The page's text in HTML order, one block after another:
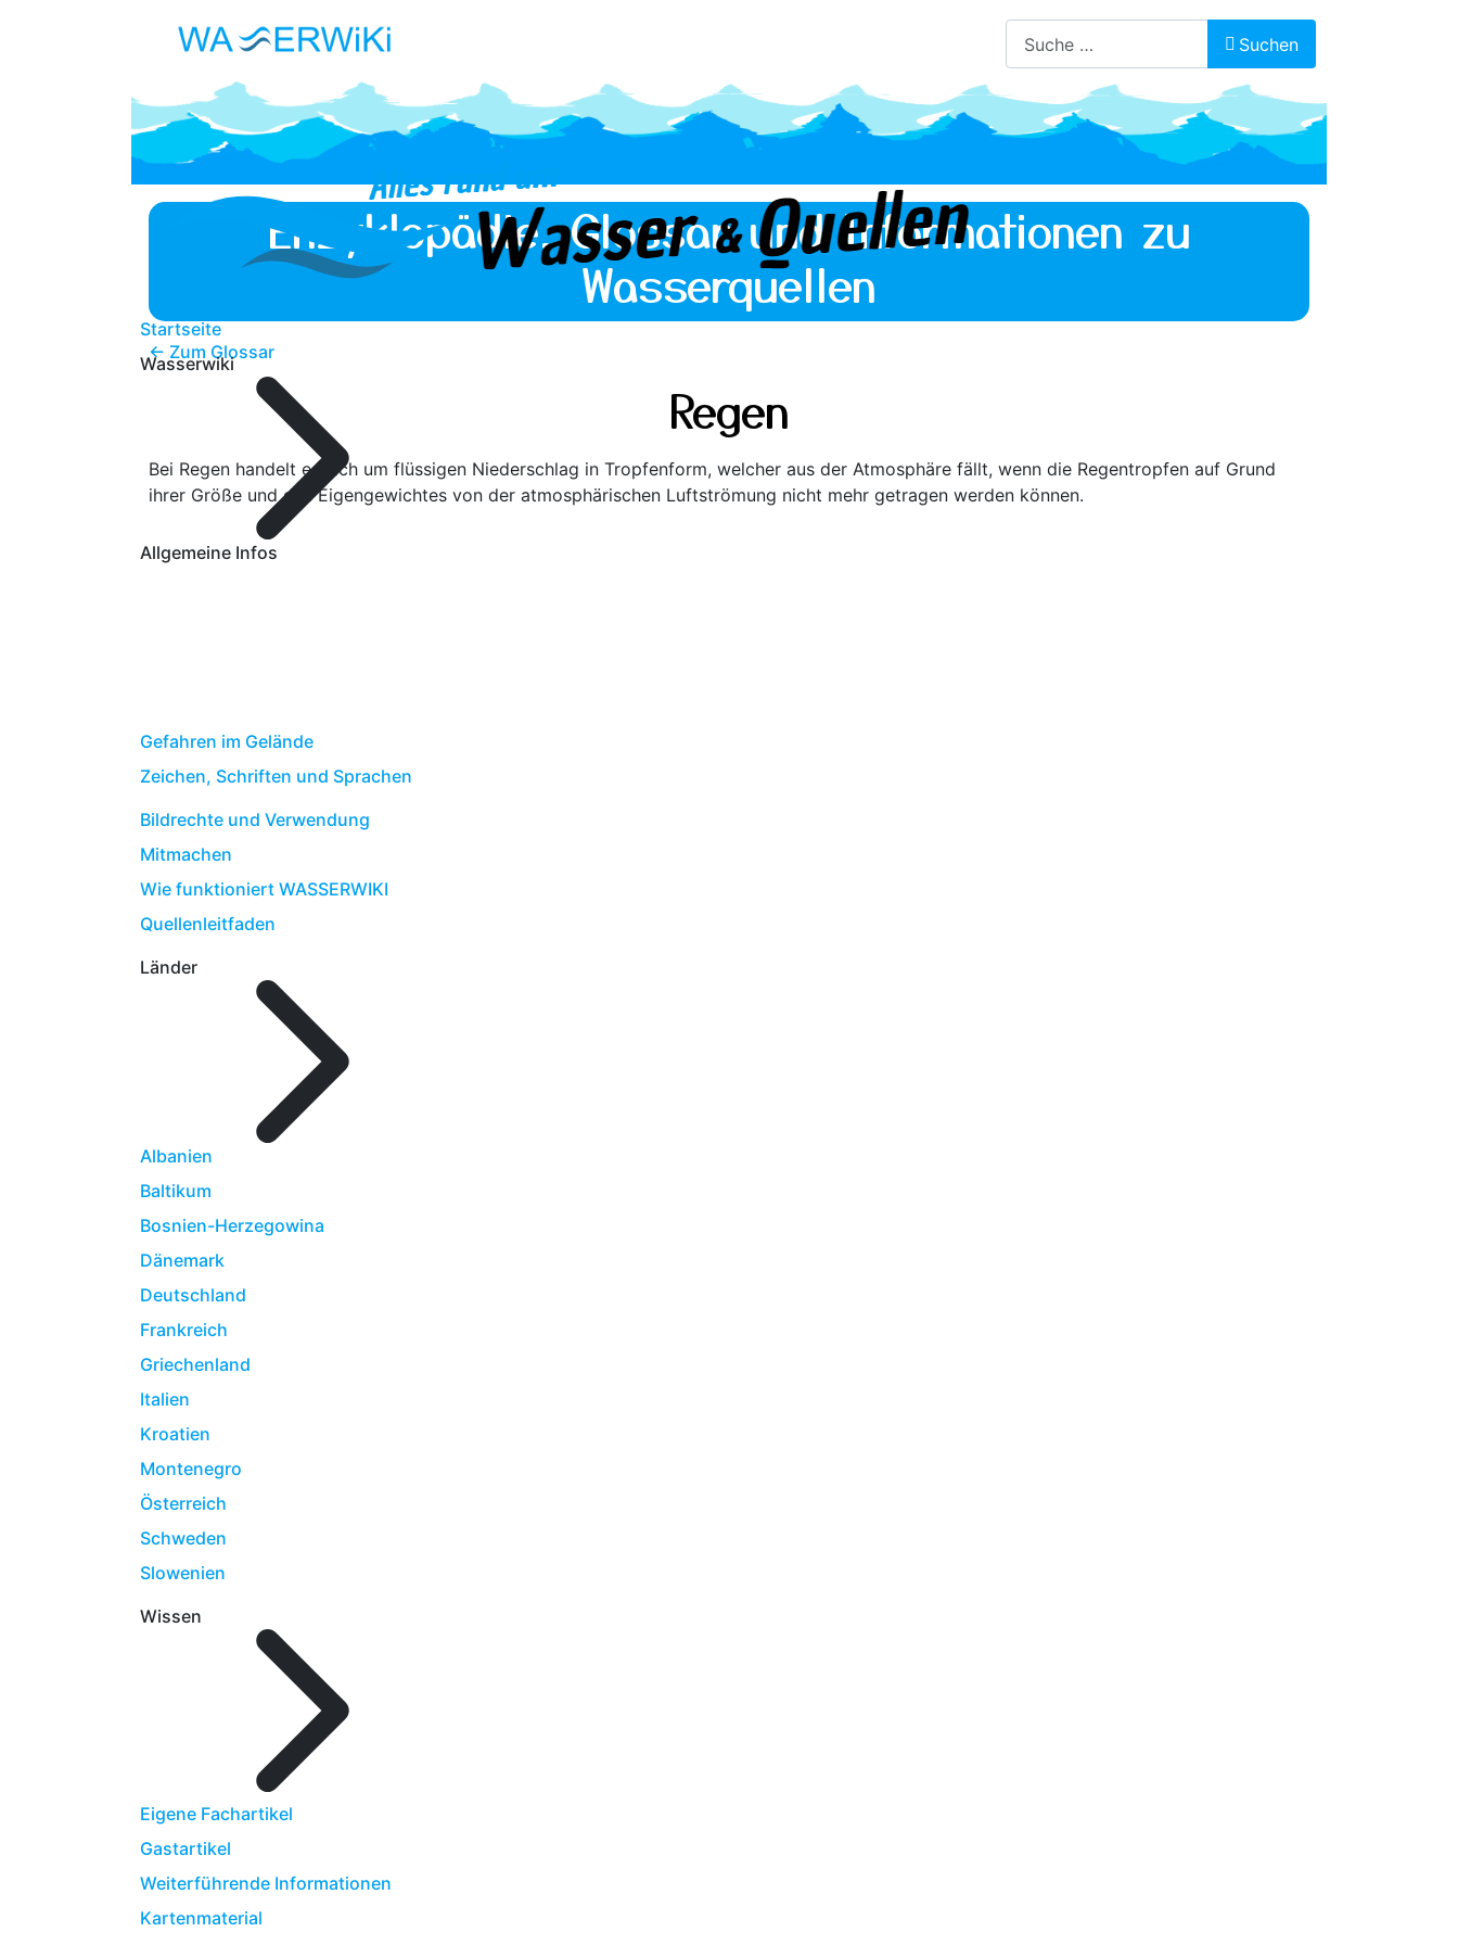
Suchen
Startseite
Wasserwiki
Allgemeine Infos
Gefahren im Gelände
Zeichen, Schriften und Sprachen
Bildrechte und Verwendung
Mitmachen
Wie funktioniert WASSERWIKI
Quellenleitfaden
Länder
Albanien
Baltikum
Bosnien-Herzegowina
Dänemark
Deutschland
Frankreich
Griechenland
Italien
Kroatien
Montenegro
Österreich
Schweden
Slowenien
Wissen
Eigene Fachartikel
Gastartikel
Weiterführende Informationen
Kartenmaterial
Enzyklopädie, Glossar und Informationen zu
Wasserquellen
← Zum Glossar
Regen
Bei Regen handelt es sich um flüssigen Niederschlag in Tropfenform, welcher aus der Atmosphäre fällt, wenn die Regentropfen auf Grund
ihrer Größe und des Eigengewichtes von der atmosphärischen Luftströmung nicht mehr getragen werden können.